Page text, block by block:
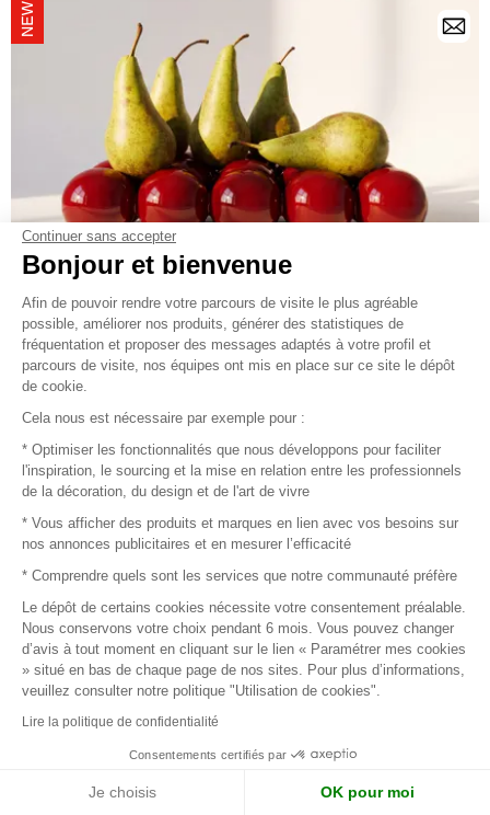
HOUBI
STILL LIFE Bowl - Vermillon
Prix de vente conseillé :140,00 €
1 2 3 4 5 6 7
Page suivante
Connectez-vous pour contacter
les marques
Continuer sans accepter
Bonjour et bienvenue
Afin de pouvoir rendre votre parcours de visite le plus agréable
possible, améliorer nos produits, générer des statistiques de
fréquentation et proposer des messages adaptés à votre profil et
parcours de visite, nos équipes ont mis en place sur ce site le dépôt
de cookie.
Cela nous est nécessaire par exemple pour :
* Optimiser les fonctionnalités que nous développons pour faciliter
l'inspiration, le sourcing et la mise en relation entre les professionnels
de la décoration, du design et de l'art de vivre
* Vous afficher des produits et marques en lien avec vos besoins sur
nos annonces publicitaires et en mesurer l’efficacité
* Comprendre quels sont les services que notre communauté préfère
Le dépôt de certains cookies nécessite votre consentement préalable.
Nous conservons votre choix pendant 6 mois. Vous pouvez changer
d’avis à tout moment en cliquant sur le lien « Paramétrer mes cookies
» situé en bas de chaque page de nos sites. Pour plus d’informations,
veuillez consulter notre politique "Utilisation de cookies".
Lire la politique de confidentialité
Consentements certifiés par
Je choisis OK pour moi